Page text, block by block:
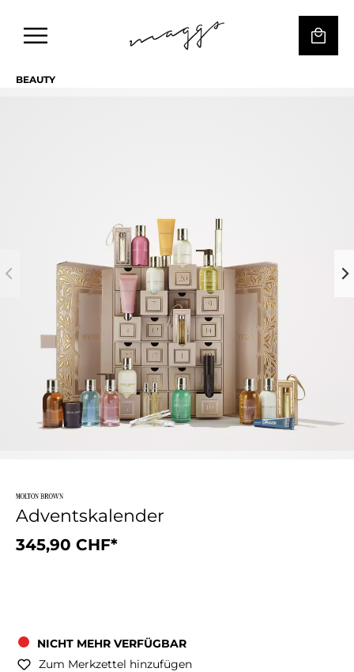
BEAUTY
Adventskalender
345,90 CHF*
NICHT MEHR VERFÜGBAR
Zum Merkzettel hinzufügen